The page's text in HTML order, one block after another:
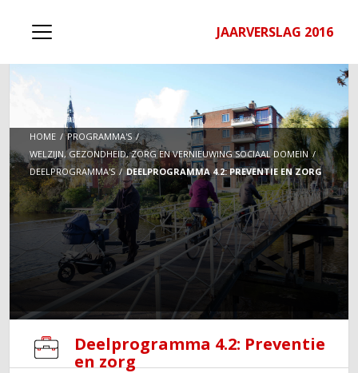
JAARVERSLAG 2016
HOME
PROGRAMMA'S
WELZIJN, GEZONDHEID, ZORG EN VERNIEUWING SOCIAAL DOMEIN
DEELPROGRAMMA'S
DEELPROGRAMMA 4.2: PREVENTIE EN ZORG
Deelprogramma 4.2: Preventie
en zorg